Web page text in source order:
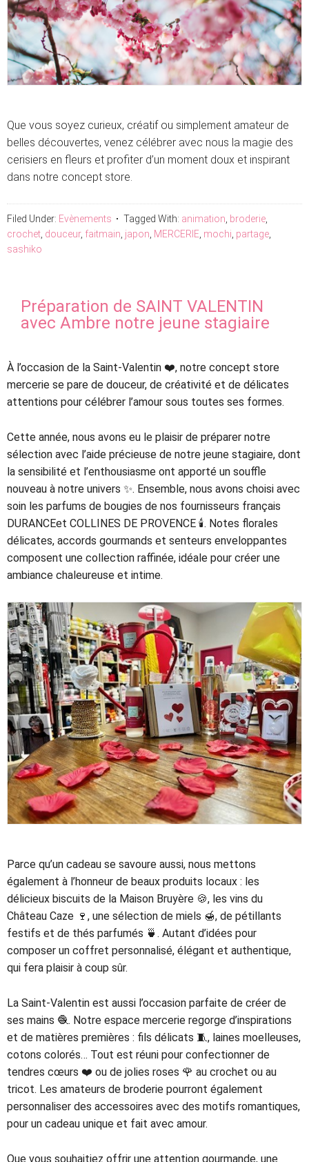
Que vous soyez curieux, créatif ou simplement amateur de
belles découvertes, venez célébrer avec nous la magie des
cerisiers en fleurs et profiter d’un moment doux et inspirant
dans notre concept store.
Filed Under: Evènements Tagged With: animation broderie
crochet douceur, faitmain japon MERCERIE mochi partage
sashiko
Préparation de SAINT VALENTIN
avec Ambre notre jeune stagiaire
À l’occasion de la Saint-Valentin ❤️, notre concept store
mercerie se pare de douceur, de créativité et de délicates
attentions pour célébrer l’amour sous toutes ses formes.
Cette année, nous avons eu le plaisir de préparer notre
sélection avec l’aide précieuse de notre jeune stagiaire, dont
la sensibilité et l’enthousiasme ont apporté un souffle
nouveau à notre univers ✨. Ensemble, nous avons choisi avec
soin les parfums de bougies de nos fournisseurs français
DURANCEet COLLINES DE PROVENCE 🕯️. Notes florales
délicates, accords gourmands et senteurs enveloppantes
composent une collection raffinée, idéale pour créer une
ambiance chaleureuse et intime.
Parce qu’un cadeau se savoure aussi, nous mettons
également à l’honneur de beaux produits locaux : les
délicieux biscuits de la Maison Bruyère 🍪, les vins du
Château Caze 🍷, une sélection de miels 🍯, de pétillants
festifs et de thés parfumés 🍵. Autant d’idées pour
composer un coffret personnalisé, élégant et authentique,
qui fera plaisir à coup sûr.
La Saint-Valentin est aussi l’occasion parfaite de créer de
ses mains 🧶. Notre espace mercerie regorge d’inspirations
et de matières premières : fils délicats 🧵, laines moelleuses,
cotons colorés… Tout est réuni pour confectionner de
tendres cœurs ❤️ ou de jolies roses 🌹 au crochet ou au
tricot. Les amateurs de broderie pourront également
personnaliser des accessoires avec des motifs romantiques,
pour un cadeau unique et fait avec amour.
Que vous souhaitiez offrir une attention gourmande, une